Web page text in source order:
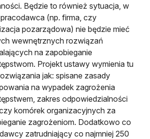
Będzie to również sytuacja, w
(np. firma, czy
pozarządowa) nie będzie mieć
wewnętrznych rozwiązań
na zapobieganie
Projekt ustawy wymienia tu
jak: spisane zasady
na wypadek zagrożenia
zakres odpowiedzialności
komórek organizacyjnych za
zagrożeniom. Dodatkowo co
zatrudniający co najmniej 250